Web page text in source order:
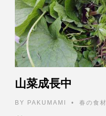
山菜成長中
BY PAKUMAMI • 春の食材